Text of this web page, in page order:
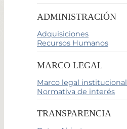
ADMINISTRACIÓN
Adquisiciones
Recursos Humanos
MARCO LEGAL
Marco legal institucional
Normativa de interés
TRANSPARENCIA